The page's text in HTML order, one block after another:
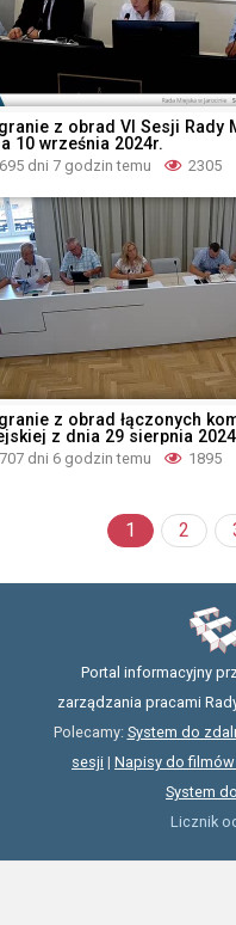
z obrad VI Sesji Rady
10 września 2024r.
695 dni 7 godzin temu 2305
z obrad łączonych
z dnia 29 sierpnia
707 dni 6 godzin temu 1895
1 2
Portal informacyjny
zarządzania pracami
Polecamy: System do
sesji | Napisy do
System
Licznik